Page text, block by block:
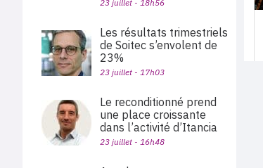
23 juillet - 18h56
Les résultats trimestriels
de Soitec s’envolent de
23%
23 juillet - 17h03
Le reconditionné prend
une place croissante
dans l’activité d’Itancia
23 juillet - 16h48